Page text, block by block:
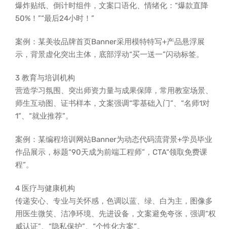
爆炸贴纸、倒计时组件，文案口语化、情绪化：“爆款直降
50%！”“最后24小时！”
案例：某美妆品牌首页Banner采用模特特写+产品悬浮展
示，背景虚化突出主体，底部浮动“买一送一”闪动标签。
3 教育与培训机构
营造学习氛围、突出师资力量与成果保障，常用教室场景、
师生互动图、证书样本，文案强调“零基础入门”、“名师1对
1”、“就业推荐”。
案例：某编程培训网站Banner为动态代码流背景+学员毕业
作品展示，标题“90天成为前端工程师”，CTA“领取免费课
程”。
4 医疗与健康机构
传递安心、专业与关怀感，色调以蓝、绿、白为主，图像多
用医生微笑、洁净环境、先进设备，文案避免夸张，强调“权
威认证”、“隐私保护”、“个性化方案”。